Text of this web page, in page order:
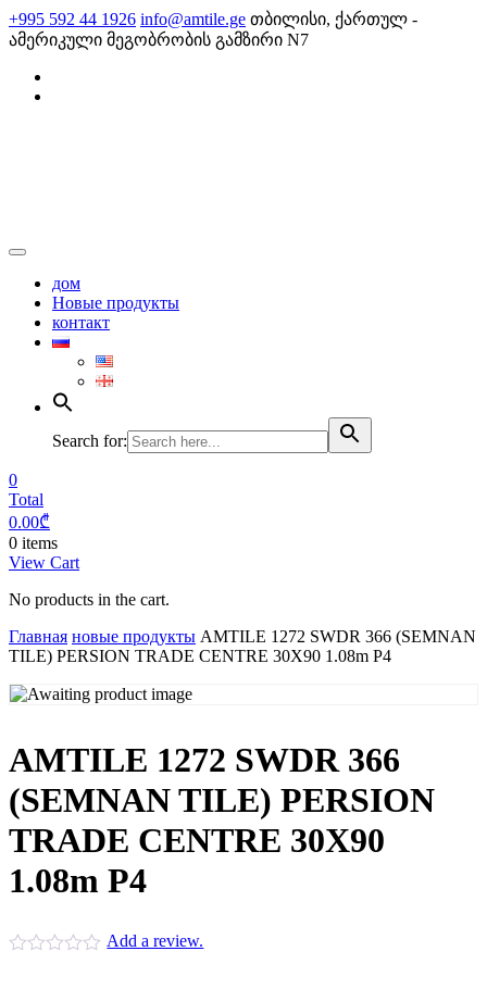
Skip
to
content
+995 592 44 1926 info@amtile.ge თბილისი, ქართულ -
ამერიკული მეგობრობის გამზირი N7
дом
Новые продукты
контакт
Search for:
0
Total
0.00₾
0 items
View Cart
No products in the cart.
Главная новые продукты AMTILE 1272 SWDR 366 (SEMNAN
TILE) PERSION TRADE CENTRE 30X90 1.08m P4
AMTILE 1272 SWDR 366
(SEMNAN TILE) PERSION
TRADE CENTRE 30X90
1.08m P4
Add a review.